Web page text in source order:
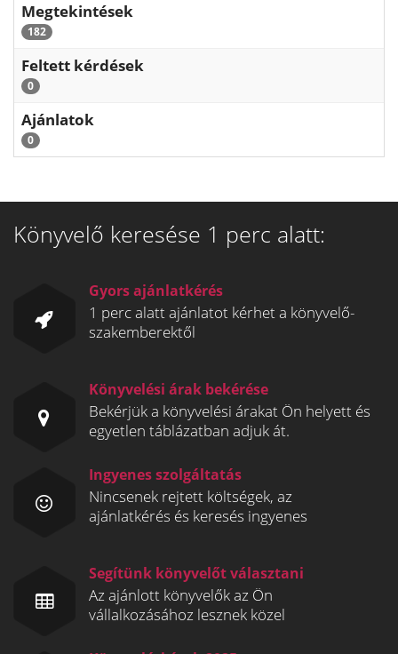
Megtekintések
182
Feltett kérdések
0
Ajánlatok
0
Könyvelő keresése 1 perc alatt:
Gyors ajánlatkérés
1 perc alatt ajánlatot kérhet a könyvelő-
szakemberektől
Könyvelési árak bekérése
Bekérjük a könyvelési árakat Ön helyett és
egyetlen táblázatban adjuk át.
Ingyenes szolgáltatás
Nincsenek rejtett költségek, az
ajánlatkérés és keresés ingyenes
Segítünk könyvelőt választani
Az ajánlott könyvelők az Ön
vállalkozásához lesznek közel